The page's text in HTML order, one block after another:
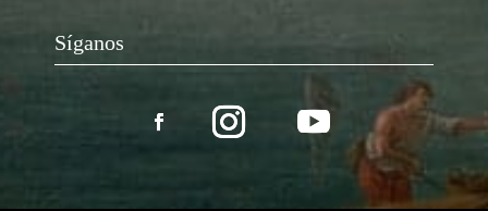
Síganos